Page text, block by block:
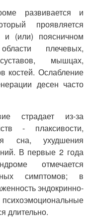
развивается и
проявляется
(или) поясничном
плечевых,
мышцах,
костей. Ослабление
десен часто
страдает из-за
- плаксивости,
сна, ухудшения
В первые 2 года
отмечается
симптомов; в
эндокринно-
длительно.